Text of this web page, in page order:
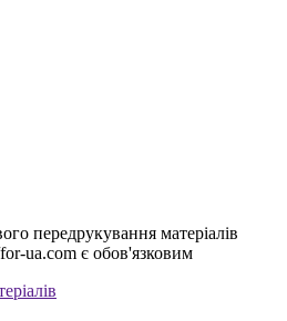
передрукування матеріалів
ua.com є обов'язковим